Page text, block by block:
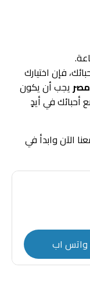
فإن اختيارك
يجب أن يكون
أحبائك في أيدٍ
الآن وابدأ في
واتس اب